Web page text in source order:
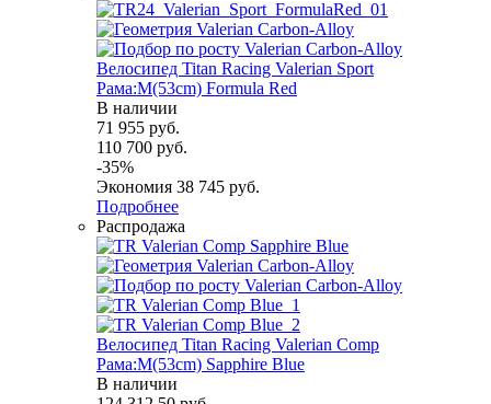
Велосипед Titan Racing Valerian Sport
Рама:M(53cm) Formula Red
В наличии
71 955 руб.
110 700 руб.
-35%
Экономия 38 745 руб.
Подробнее
Распродажа
Велосипед Titan Racing Valerian Comp
Рама:M(53cm) Sapphire Blue
В наличии